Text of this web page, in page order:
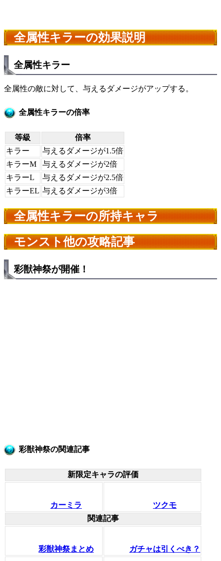
全属性キラーの効果説明
全属性キラー
全属性の敵に対して、与えるダメージがアップする。
全属性キラーの倍率
等級
倍率
キラー
与えるダメージが1.5倍
キラーM
与えるダメージが2倍
キラーL
与えるダメージが2.5倍
キラーEL 与えるダメージが3倍
全属性キラーの所持キャラ
モンスト他の攻略記事
彩獣神祭が開催！
彩獣神祭の関連記事
新限定キャラの評価
カーミラ
ツクモ
関連記事
彩獣神祭まとめ ガチャは引くべき？